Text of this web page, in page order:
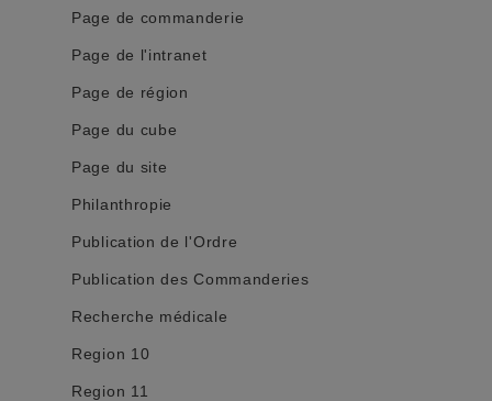
Page de commanderie
Page de l'intranet
Page de région
Page du cube
Page du site
Philanthropie
Publication de l'Ordre
Publication des Commanderies
Recherche médicale
Region 10
Region 11